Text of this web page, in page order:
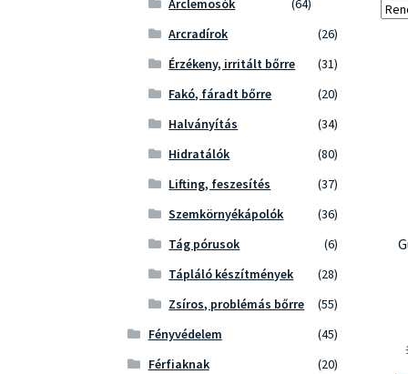
Arclemosók
(64)
Arcradírok
(26)
Érzékeny, irritált bőrre
(31)
Fakó, fáradt bőrre
(20)
Halványítás
(34)
Hidratálók
(80)
Lifting, feszesítés
(37)
Szemkörnyékápolók
(36)
Tág pórusok
(6)
Tápláló készítmények
(28)
Zsíros, problémás bőrre
(55)
Fényvédelem
(45)
Férfiaknak
(20)